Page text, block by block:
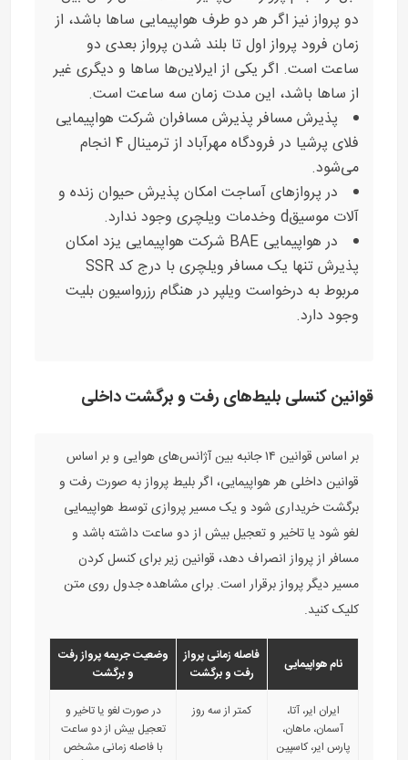
دو پرواز نیز اگر هر دو طرف هواپیمایی ساها باشد، از
زمان فرود پرواز اول تا بلند شدن پرواز بعدی دو
ساعت است. اگر یکی از ایرلاین‌ها ساها و دیگری غیر
از ساها باشد، این مدت زمان سه ساعت است.
پذیرش مسافر پذیرش مسافران شرکت هواپیمایی
فلای پرشیا در فرودگاه مهرآباد از ترمینال ۴ انجام
می‌شود.
در پروازهای آساجت امکان پذيرش حيوان زنده و
آلات موسيقd وخدمات ويلچری وجود ندارد.
در هواپیمایی BAE شرکت هواپیمایی یزد امکان
پذیرش تنها یک مسافر ویلچری با درج کد SSR
مربوط به درخواست ویلپر در هنگام رزرواسیون بلیت
وجود دارد.
قوانین کنسلی بلیط‌های رفت و برگشت داخلی
بر اساس قوانین ۱۴ جانبه بین آژانس‌های هوایی و بر اساس
قوانین داخلی هر هواپیمایی، اگر بلیط پرواز به صورت رفت و
برگشت خریداری شود و یک مسیر پروازی توسط هواپیمایی
لغو شود یا تاخیر و تعجیل بیش از دو ساعت داشته باشد و
مسافر از پرواز انصراف دهد، قوانین زیر برای کنسل کردن
مسیر دیگر پرواز برقرار است. برای مشاهده جدول روی متن
کلیک کنید.
نام هواپیمایی
فاصله زمانی پرواز
رفت و برگشت
وضعیت جریمه پرواز رفت
و برگشت
ایران ایر، آتا،
آسمان، ماهان،
پارس ایر، کاسپین
کمتر از سه روز
در صورت لغو یا تاخیر و
تعجیل بیش از دو ساعت
با فاصله زمانی مشخص